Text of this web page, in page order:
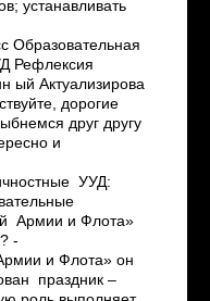
устанавливать
Образовательная
Рефлексия
ый Актуализирова
дорогие
друг другу
и
УУД:
Армии и Флота»
и Флота»­ он
праздник –